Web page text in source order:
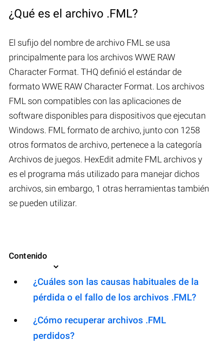
¿Qué es el archivo .FML?
El sufijo del nombre de archivo FML se usa
principalmente para los archivos WWE RAW
Character Format. THQ definió el estándar de
formato WWE RAW Character Format. Los archivos
FML son compatibles con las aplicaciones de
software disponibles para dispositivos que ejecutan
Windows. FML formato de archivo, junto con 1258
otros formatos de archivo, pertenece a la categoría
Archivos de juegos. HexEdit admite FML archivos y
es el programa más utilizado para manejar dichos
archivos, sin embargo, 1 otras herramientas también
se pueden utilizar.
Contenido
¿Cuáles son las causas habituales de la
pérdida o el fallo de los archivos .FML?
¿Cómo recuperar archivos .FML
perdidos?